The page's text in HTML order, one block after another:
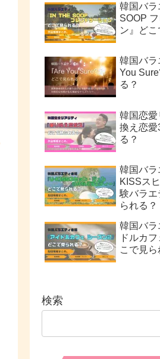
韓国バラ
SOOP
ン』どこ
韓国バ
You
る？
韓国恋愛
換え恋
る？
韓国バ
KISSス
験バラエ
られる？
韓国バラ
ドルカ
こで見ら
検索